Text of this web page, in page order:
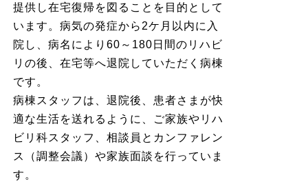
提供し在宅復帰を図ることを目的として
います。病気の発症から2ケ月以内に入
院し、病名により60～180日間のリハビ
リの後、在宅等へ退院していただく病棟
です。
病棟スタッフは、退院後、患者さまが快
適な生活を送れるように、ご家族やリハ
ビリ科スタッフ、相談員とカンファレン
ス（調整会議）や家族面談を行っていま
す。